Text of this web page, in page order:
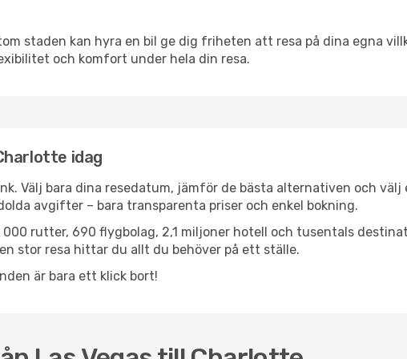
staden kan hyra en bil ge dig friheten att resa på dina egna
och komfort under hela din resa.
idag
Välj bara dina resedatum, jämför de bästa alternativen och
avgifter – bara transparenta priser och enkel bokning.
rutter, 690 flygbolag, 2,1 miljoner hotell och tusentals
stor resa hittar du allt du behöver på ett ställe.
är bara ett klick bort!